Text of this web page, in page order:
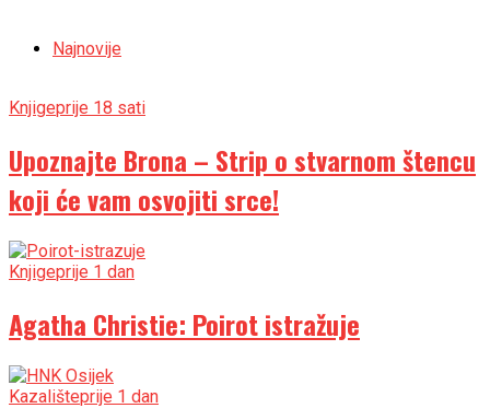
Najnovije
Knjigeprije 18 sati
Upoznajte Brona – Strip o stvarnom štencu
koji će vam osvojiti srce!
Knjigeprije 1 dan
Agatha Christie: Poirot istražuje
Kazališteprije 1 dan